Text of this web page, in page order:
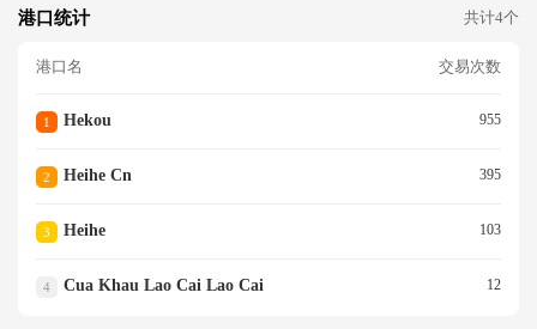
港口统计 共计4个
港口名 交易次数
1 Hekou 955
2 Heihe Cn 395
3 Heihe 103
4 Cua Khau Lao Cai Lao Cai 12